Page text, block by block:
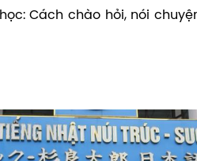
Cách chào hỏi, nói